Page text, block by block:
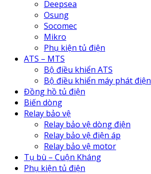
Deepsea
Osung
Socomec
Mikro
Phụ kiện tủ điện
ATS – MTS
Bộ điều khiển ATS
Bộ điều khiển máy phát điện
Đồng hồ tủ điện
Biến dòng
Relay bảo vệ
Relay bảo vệ dòng điện
Relay bảo vệ điện áp
Relay bảo vệ motor
Tụ bù – Cuộn Kháng
Phụ kiện tủ điện